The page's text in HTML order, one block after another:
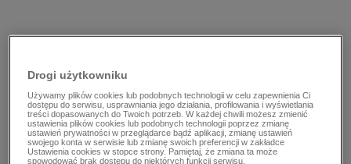
Drogi użytkowniku
Używamy plików cookies lub podobnych technologii w celu zapewnienia Ci
dostępu do serwisu, usprawniania jego działania, profilowania i wyświetlania
treści dopasowanych do Twoich potrzeb. W każdej chwili możesz zmienić
ustawienia plików cookies lub podobnych technologii poprzez zmianę
ustawień prywatności w przeglądarce bądź aplikacji, zmianę ustawień
swojego konta w serwisie lub zmianę swoich preferencji w zakładce
Ustawienia cookies w stopce strony. Pamiętaj, że zmiana ta może
spowodować brak dostępu do niektórych funkcji serwisu.